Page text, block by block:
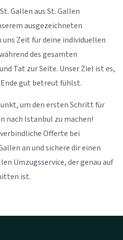
Gallen aus St. Gallen
ausgezeichneten
uns Zeit für deine individuellen
des gesamten
Tat zur Seite. Unser Ziel ist es,
Ende gut betreut fühlst.
um den ersten Schritt für
nach Istanbul zu machen!
Offerte bei
an und sichere dir einen
Umzugsservice, der genau auf
ist.